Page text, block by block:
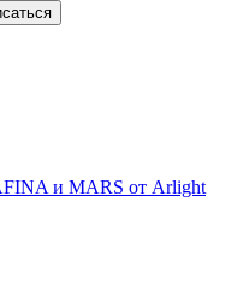
и MARS от Arlight